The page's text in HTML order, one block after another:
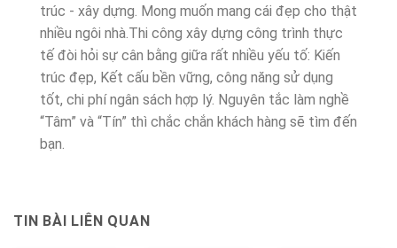
trúc - xây dựng. Mong muốn mang cái đẹp cho thật
nhiều ngôi nhà.Thi công xây dựng công trình thực
tế đòi hỏi sự cân bằng giữa rất nhiều yếu tố: Kiến
trúc đẹp, Kết cấu bền vững, công năng sử dụng
tốt, chi phí ngân sách hợp lý. Nguyên tắc làm nghề
“Tâm” và “Tín” thì chắc chắn khách hàng sẽ tìm đến
bạn.
TIN BÀI LIÊN QUAN